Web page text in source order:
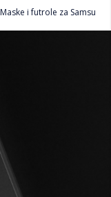
Maske i futrole za Samsung